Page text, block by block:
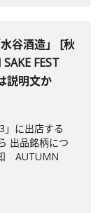
谷酒造」 [秋
FEST
説明文か
」に出店する
出品銘柄につ
AUTUMN